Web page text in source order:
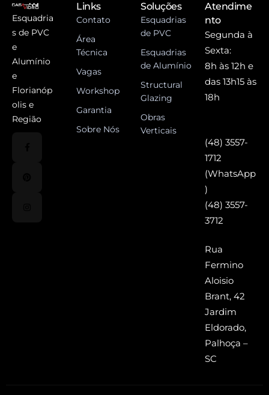
Esquadria
s de PVC
e
Alumínio
e
Florianóp
olis e
Região
Links
Contato
Área
Técnica
Vagas
Workshop
Garantia
Sobre Nós
Soluções
Esquadrias
de PVC
Esquadrias
de Alumínio
Structural
Glazing
Obras
Verticais
Atendime
nto
Segunda à
Sexta:
8h às 12h e
das 13h15 às
18h
(48) 3557-
1712
(WhatsApp
)
(48) 3557-
3712
Rua
Fermino
Aloisio
Brant, 42
Jardim
Eldorado,
Palhoça –
SC